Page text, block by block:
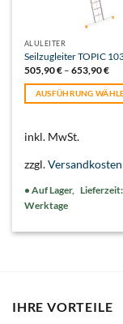
ALULEITER
Seilzugleiter TOPIC
505,90€– 653,90€
AUSFÜHRUNG
weist
Varianten
auf.
Die
können
werden
inkl. MwSt.
zzgl.Versandkosten
Lieferzeit:
Werktage
IHRE VORTEILE